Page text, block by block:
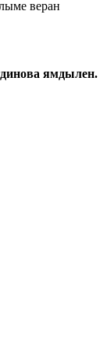
веран
ямдылен.